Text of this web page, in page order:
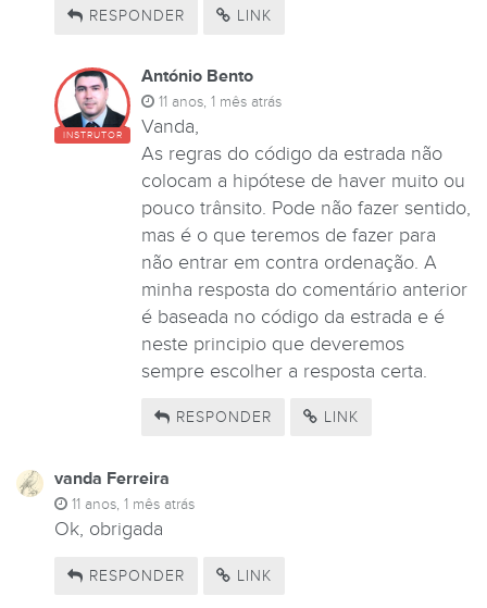
RESPONDER LINK
INSTRUTOR
António Bento
11 anos, 1 mês atrás
Vanda,
As regras do código da estrada não
colocam a hipótese de haver muito ou
pouco trânsito. Pode não fazer sentido,
mas é o que teremos de fazer para
não entrar em contra ordenação. A
minha resposta do comentário anterior
é baseada no código da estrada e é
neste principio que deveremos
sempre escolher a resposta certa.
RESPONDER LINK
vanda Ferreira
11 anos, 1 mês atrás
Ok, obrigada
RESPONDER LINK